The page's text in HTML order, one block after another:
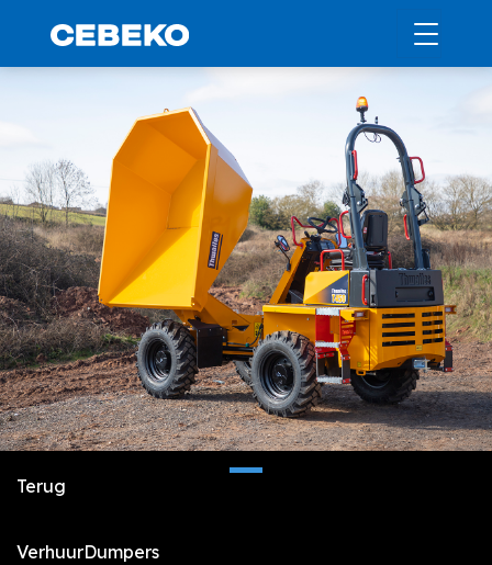
Terug
VerhuurDumpers